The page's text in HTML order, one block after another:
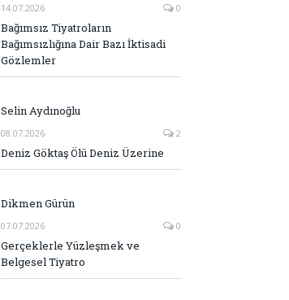
14.07.2026 0
Bağımsız Tiyatroların
Bağımsızlığına Dair Bazı İktisadi
Gözlemler
Selin Aydınoğlu
08.07.2026 2
Deniz Göktaş Ölü Deniz Üzerine
Dikmen Gürün
07.07.2026 0
Gerçeklerle Yüzleşmek ve
Belgesel Tiyatro